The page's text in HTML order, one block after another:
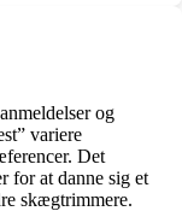
og
variere
Det
for at danne sig et
skægtrimmere.